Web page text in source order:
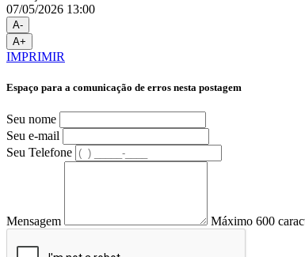
07/05/2026 13:00
A-
A+
IMPRIMIR
Espaço para a comunicação de erros nesta postagem
Seu nome
Seu e-mail
Seu Telefone
Mensagem Máximo 600